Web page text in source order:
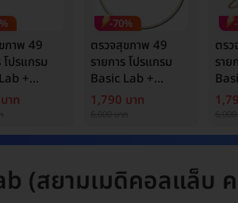
ภาพ 49
โปรแกรม
+
Marker
าท
-70%
ตรวจสุขภาพ 49
รายการ โปรแกรม
Basic Lab +
Cancer Marker
1,790 บาท
ตร
ราย
(สยามเมดิคอลแล็บ